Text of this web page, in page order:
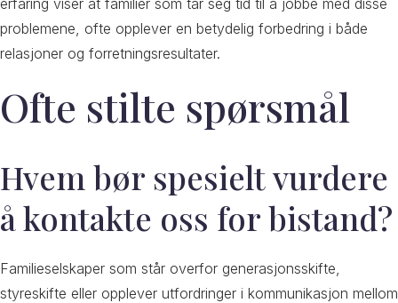
erfaring viser at familier som tar seg tid til å jobbe med disse
problemene, ofte opplever en betydelig forbedring i både
relasjoner og forretningsresultater.
Ofte stilte spørsmål
Hvem bør spesielt vurdere
å kontakte oss for bistand?
Familieselskaper som står overfor generasjonsskifte,
styreskifte eller opplever utfordringer i kommunikasjon mellom